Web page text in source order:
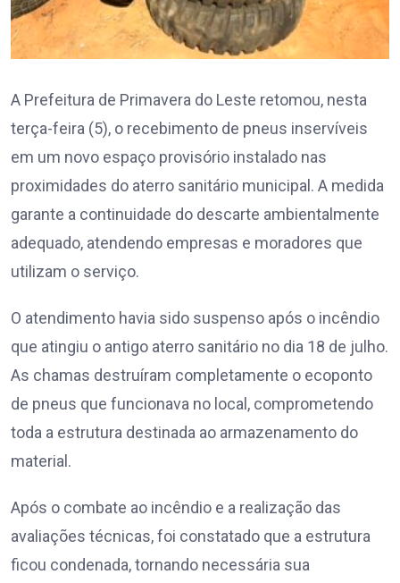
A Prefeitura de Primavera do Leste retomou, nesta
terça-feira (5), o recebimento de pneus inservíveis
em um novo espaço provisório instalado nas
proximidades do aterro sanitário municipal. A medida
garante a continuidade do descarte ambientalmente
adequado, atendendo empresas e moradores que
utilizam o serviço.
O atendimento havia sido suspenso após o incêndio
que atingiu o antigo aterro sanitário no dia 18 de julho.
As chamas destruíram completamente o ecoponto
de pneus que funcionava no local, comprometendo
toda a estrutura destinada ao armazenamento do
material.
Após o combate ao incêndio e a realização das
avaliações técnicas, foi constatado que a estrutura
ficou condenada, tornando necessária sua